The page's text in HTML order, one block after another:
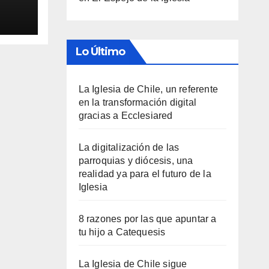
Lo Último
La Iglesia de Chile, un referente
en la transformación digital
gracias a Ecclesiared
La digitalización de las
parroquias y diócesis, una
realidad ya para el futuro de la
Iglesia
8 razones por las que apuntar a
tu hijo a Catequesis
La Iglesia de Chile sigue